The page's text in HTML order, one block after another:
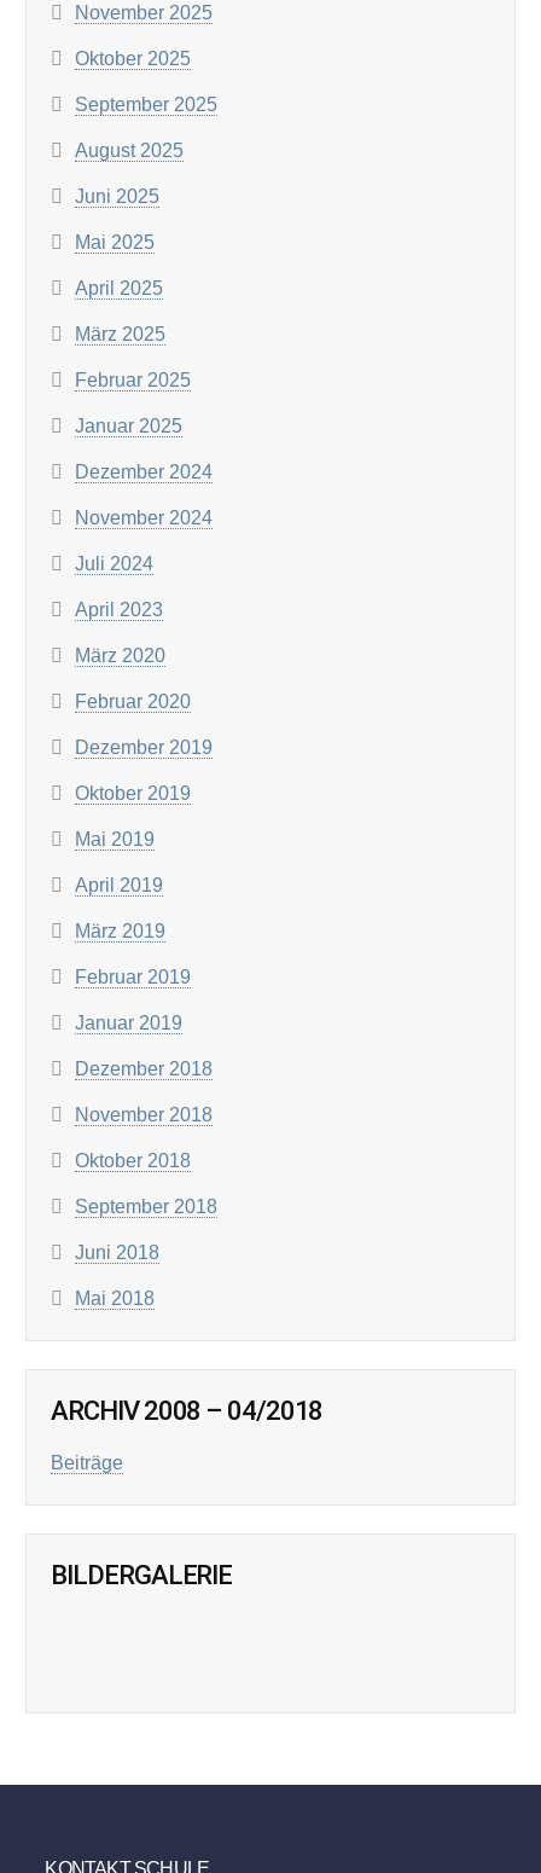
November 2025
Oktober 2025
September 2025
August 2025
Juni 2025
Mai 2025
April 2025
März 2025
Februar 2025
Januar 2025
Dezember 2024
November 2024
Juli 2024
April 2023
März 2020
Februar 2020
Dezember 2019
Oktober 2019
Mai 2019
April 2019
März 2019
Februar 2019
Januar 2019
Dezember 2018
November 2018
Oktober 2018
September 2018
Juni 2018
Mai 2018
ARCHIV 2008 – 04/2018
Beiträge
BILDERGALERIE
KONTAKT SCHULE